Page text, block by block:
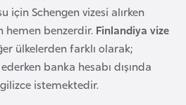
için Schengen vizesi alırken
hemen benzerdir. Finlandiya vize
ülkelerden farklı olarak;
banka hesabı dışında
istemektedir.